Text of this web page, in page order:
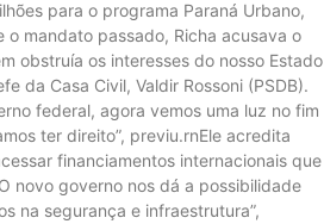
para o programa Paraná Urbano,
mandato passado, Richa acusava o
obstruía os interesses do nosso Estado
da Casa Civil, Valdir Rossoni (PSDB).
federal, agora vemos uma luz no fim
ter direito”, previu.rnEle acredita
financiamentos internacionais que
novo governo nos dá a possibilidade
na segurança e infraestrutura”,